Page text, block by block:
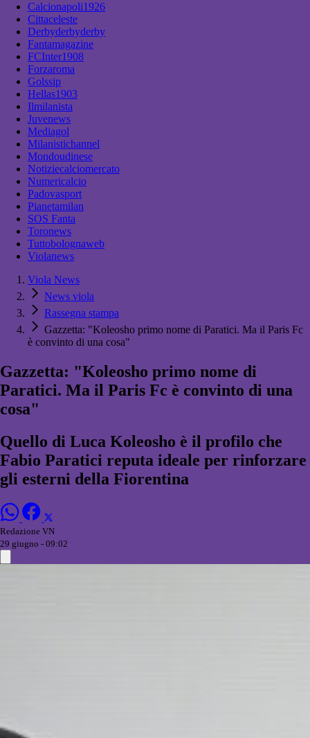
Calcionapoli1926
Cittaceleste
Derbyderbyderby
Fantamagazine
FCInter1908
Forzaroma
Golssip
Hellas1903
Ilmilanista
Juvenews
Mediagol
Milanistichannel
Mondoudinese
Notiziecalciomercato
Numericalcio
Padovasport
Pianetamilan
SOS Fanta
Toronews
Tuttobolognaweb
Violanews
Viola News
News viola
Rassegna stampa
Gazzetta: "Koleosho primo nome di Paratici. Ma il Paris Fc
è convinto di una cosa"
Gazzetta: "Koleosho primo nome di
Paratici. Ma il Paris Fc è convinto di una
cosa"
Quello di Luca Koleosho è il profilo che
Fabio Paratici reputa ideale per rinforzare
gli esterni della Fiorentina
Redazione VN
29 giugno - 09:02